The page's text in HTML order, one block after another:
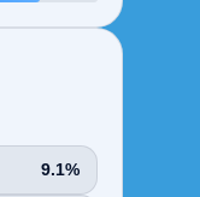
9.1%